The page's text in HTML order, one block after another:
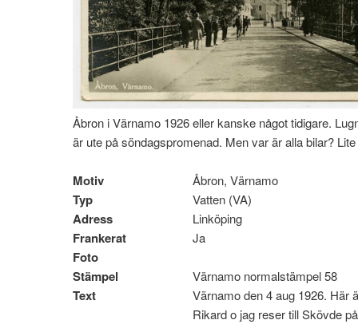
Åbron i Värnamo 1926 eller kanske något tidigare.
är ute på söndagspromenad. Men var är alla bilar?
Motiv Åbron, Värnamo
Typ Vatten (VA)
Adress Linköping
Frankerat Ja
Foto
Stämpel
Värnamo normalstämpel 58
Text
Värnamo den 4 aug 1926. Här
Rikard o jag reser till Skövde